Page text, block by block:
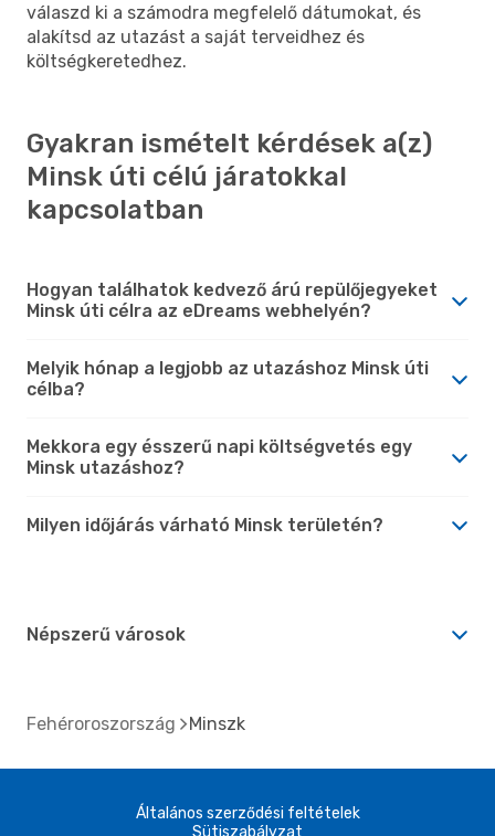
válaszd ki a számodra megfelelő dátumokat, és
alakítsd az utazást a saját terveidhez és
költségkeretedhez.
Gyakran ismételt kérdések a(z)
Minsk úti célú járatokkal
kapcsolatban
Hogyan találhatok kedvező árú repülőjegyeket
Minsk úti célra az eDreams webhelyén?
Melyik hónap a legjobb az utazáshoz Minsk úti
célba?
Mekkora egy ésszerű napi költségvetés egy
Minsk utazáshoz?
Milyen időjárás várható Minsk területén?
Népszerű városok
Fehéroroszország Minszk
Általános szerződési feltételek
Sütiszabályzat